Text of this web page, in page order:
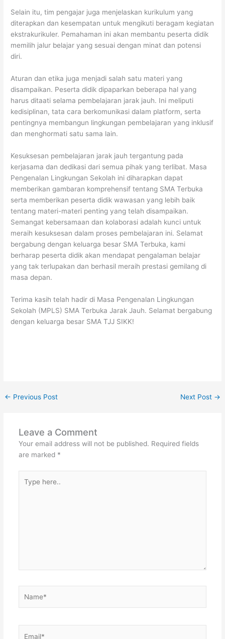
Selain itu, tim pengajar juga menjelaskan kurikulum yang
diterapkan dan kesempatan untuk mengikuti beragam kegiatan
ekstrakurikuler. Pemahaman ini akan membantu peserta didik
memilih jalur belajar yang sesuai dengan minat dan potensi
diri.
Aturan dan etika juga menjadi salah satu materi yang
disampaikan. Peserta didik dipaparkan beberapa hal yang
harus ditaati selama pembelajaran jarak jauh. Ini meliputi
kedisiplinan, tata cara berkomunikasi dalam platform, serta
pentingnya membangun lingkungan pembelajaran yang inklusif
dan menghormati satu sama lain.
Kesuksesan pembelajaran jarak jauh tergantung pada
kerjasama dan dedikasi dari semua pihak yang terlibat. Masa
Pengenalan Lingkungan Sekolah ini diharapkan dapat
memberikan gambaran komprehensif tentang SMA Terbuka
serta memberikan peserta didik wawasan yang lebih baik
tentang materi-materi penting yang telah disampaikan.
Semangat kebersamaan dan kolaborasi adalah kunci untuk
meraih kesuksesan dalam proses pembelajaran ini. Selamat
bergabung dengan keluarga besar SMA Terbuka, kami
berharap peserta didik akan mendapat pengalaman belajar
yang tak terlupakan dan berhasil meraih prestasi gemilang di
masa depan.
Terima kasih telah hadir di Masa Pengenalan Lingkungan
Sekolah (MPLS) SMA Terbuka Jarak Jauh. Selamat bergabung
dengan keluarga besar SMA TJJ SIKK!
← Previous Post Next Post →
Leave a Comment
Your email address will not be published. Required fields
are marked *
here..